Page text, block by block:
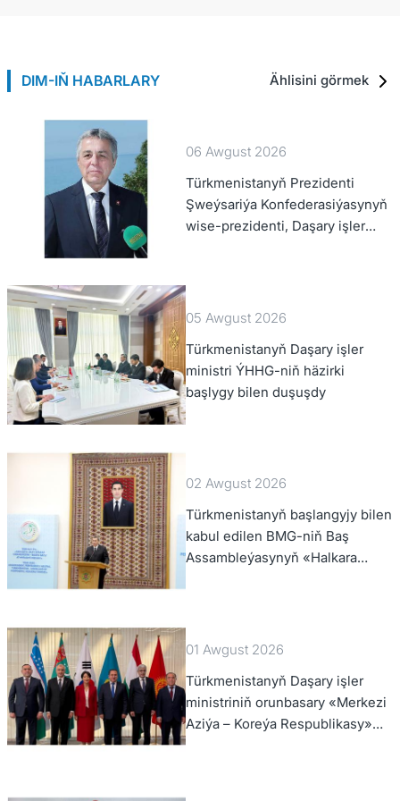
DIM-IŇ HABARLARY Ählisini görmek
06 Awgust 2026
Türkmenistanyň Prezidenti
Şweýsariýa Konfederasiýasynyň
wise-prezidenti, Daşary işler
05 Awgust 2026
Türkmenistanyň Daşary işler
ministri ÝHHG-niň häzirki
başlygy bilen duşuşdy
02 Awgust 2026
Türkmenistanyň başlangyjy bilen
kabul edilen BMG-niň Baş
Assambleýasynyň «Halkara
01 Awgust 2026
Türkmenistanyň Daşary işler
ministriniň orunbasary «Merkezi
Aziýa – Koreýa Respublikasy»
hyzmatdaşlyk forumynyň ýokary